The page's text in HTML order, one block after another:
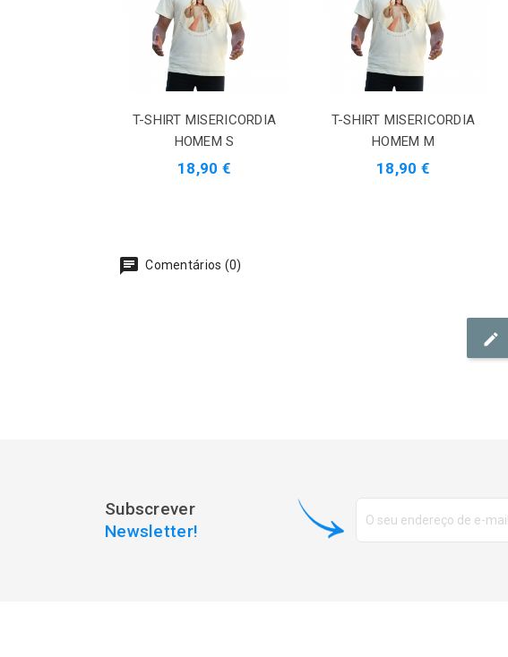
T-SHIRT MISERICORDIA
HOMEM S
18,90 €
T-SHIRT MISERICORDIA
HOMEM M
18,90 €
Comentários (0)
Subscrever
Newsletter!